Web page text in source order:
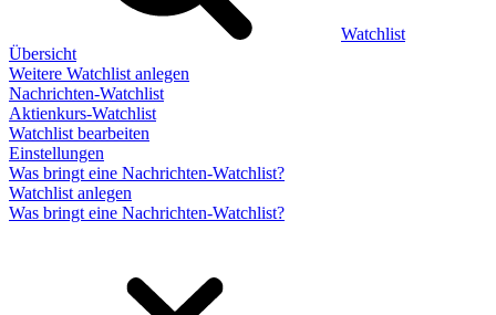
Watchlist
Übersicht
Weitere Watchlist anlegen
Nachrichten-Watchlist
Aktienkurs-Watchlist
Watchlist bearbeiten
Einstellungen
Was bringt eine Nachrichten-Watchlist?
Watchlist anlegen
Was bringt eine Nachrichten-Watchlist?